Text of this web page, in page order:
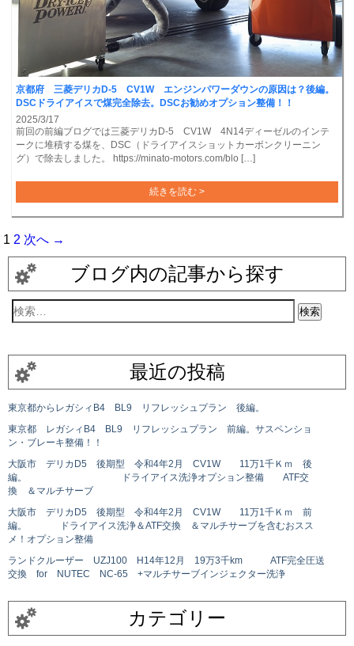
京都府 三菱デリカD-5 CV1W エンジンパワーダウンの原因は？後編。
DSCドライアイスで煤完全除去。DSCお勧めオプション整備！！
2025/3/17
前回の前編ブログでは三菱デリカD-5 CV1W 4N14ディーゼルのインテ
ークに堆積する煤を、DSC（ドライアイスショットカーボンクリーニン
グ）で除去しました。 https://minato-motors.com/blo […]
続きを読む >
1 2 次へ →
ブログ内の記事から探す
最近の投稿
東京都からレガシィB4 BL9 リフレッシュプラン 後編。
東京都 レガシィB4 BL9 リフレッシュプラン 前編。サスペンショ
ン・ブレーキ整備！！
大阪市 デリカD5 後期型 令和4年2月 CV1W 11万1千Ｋｍ 後
編。 ドライアイス洗浄オプション整備 ATF交
換 ＆マルチサーブ
大阪市 デリカD5 後期型 令和4年2月 CV1W 11万1千Ｋｍ 前
編。 ドライアイス洗浄＆ATF交換 ＆マルチサーブを含むおスス
メ！オプション整備
ランドクルーザー UZJ100 H14年12月 19万3千km ATF完全圧送
交換 for NUTEC NC-65 +マルチサーブインジェクター洗浄
カテゴリー